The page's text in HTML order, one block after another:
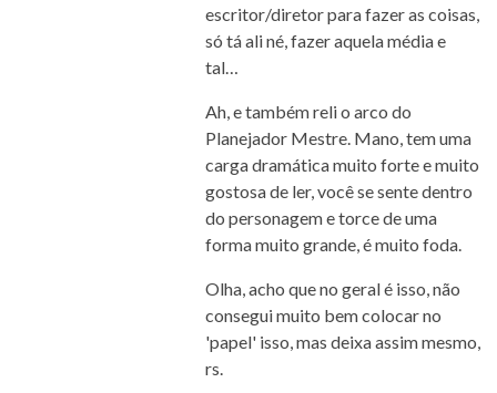
escritor/diretor para fazer as coisas,
só tá ali né, fazer aquela média e
tal…
Ah, e também reli o arco do
Planejador Mestre. Mano, tem uma
carga dramática muito forte e muito
gostosa de ler, você se sente dentro
do personagem e torce de uma
forma muito grande, é muito foda.
Olha, acho que no geral é isso, não
consegui muito bem colocar no
'papel' isso, mas deixa assim mesmo,
rs.